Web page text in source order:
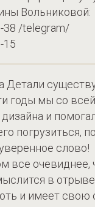
Вольниковой:
38 /telegram/
15
Детали
годы мы со
и
погрузиться,
слово!
все очевиднее,
в
и имеет свою